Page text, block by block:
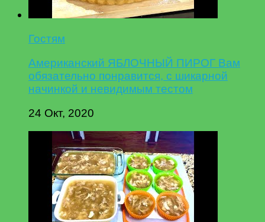
Гостям
Американский ЯБЛОЧНЫЙ ПИРОГ Вам
обязательно понравится, с шикарной
начинкой и невидимым тестом
24 Окт, 2020